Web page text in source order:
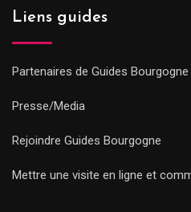
Liens guides
Partenaires de Guides Bourgogne
Presse/Media
Rejoindre Guides Bourgogne
Mettre une visite en ligne et